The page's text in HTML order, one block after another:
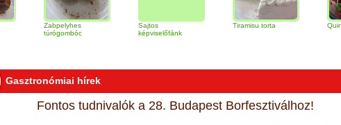
Zabpelyhes
túrógombóc
képviselőfánk
Tiramisu torta Quinoa saláta
Gasztronómiai hírek
Fontos tudnivalók a 28. Budapest Borfesztiválhoz!